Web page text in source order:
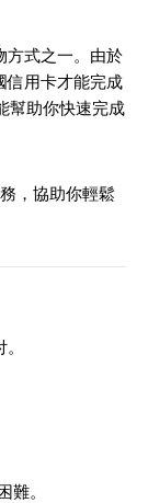
方式之一。由於
信用卡才能完成
幫助你快速完成
，協助你輕鬆
難。